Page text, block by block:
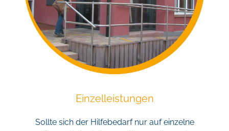
Einzelleistungen
Sollte sich der Hilfebedarf nur auf einzelne